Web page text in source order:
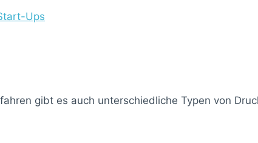
Ups
gibt es auch unterschiedliche Typen von